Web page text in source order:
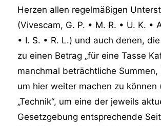
Herzen allen regelmäßigen
(Vivescam, G. P. • M. R. • U. K. •
• I. S. • R. L.) und auch denen,
zu einen Betrag „für eine Tasse
manchmal beträchtliche
um hier weiter machen zu können
„Technik“, um eine der jeweils
Gesetzgebung entsprechende